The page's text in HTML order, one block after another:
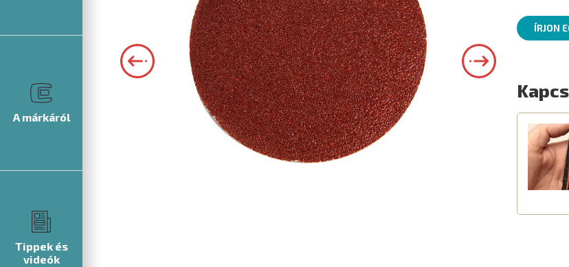
A márkáról
Tippek és
videók
ÍRJON